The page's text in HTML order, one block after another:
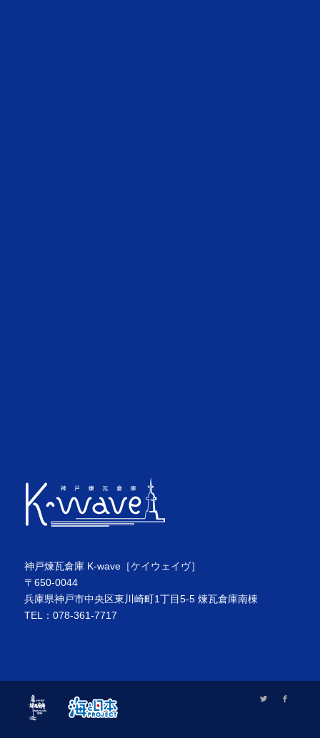
神戸煉瓦倉庫 K-wave［ケイウェイヴ］
〒650-0044
兵庫県神戸市中央区東川崎町1丁目5-5 煉瓦倉庫南棟
TEL：078-361-7717